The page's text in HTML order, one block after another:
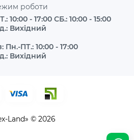
роботи
10:00 - 17:00 СБ.: 10:00 - 15:00
Вихідний
Пн.-ПТ.: 10:00 - 17:00
Вихідний
Land» © 2026